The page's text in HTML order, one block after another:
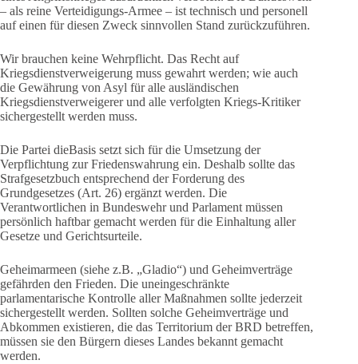
– als reine Verteidigungs-Armee – ist technisch und personell
auf einen für diesen Zweck sinnvollen Stand zurückzuführen.
Wir brauchen keine Wehrpflicht. Das Recht auf
Kriegsdienstverweigerung muss gewahrt werden; wie auch
die Gewährung von Asyl für alle ausländischen
Kriegsdienstverweigerer und alle verfolgten Kriegs-Kritiker
sichergestellt werden muss.
Die Partei dieBasis setzt sich für die Umsetzung der
Verpflichtung zur Friedenswahrung ein. Deshalb sollte das
Strafgesetzbuch entsprechend der Forderung des
Grundgesetzes (Art. 26) ergänzt werden. Die
Verantwortlichen in Bundeswehr und Parlament müssen
persönlich haftbar gemacht werden für die Einhaltung aller
Gesetze und Gerichtsurteile.
Geheimarmeen (siehe z.B. „Gladio“) und Geheimverträge
gefährden den Frieden. Die uneingeschränkte
parlamentarische Kontrolle aller Maßnahmen sollte jederzeit
sichergestellt werden. Sollten solche Geheimverträge und
Abkommen existieren, die das Territorium der BRD betreffen,
müssen sie den Bürgern dieses Landes bekannt gemacht
werden.